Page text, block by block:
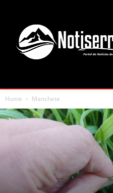
Home Manchete